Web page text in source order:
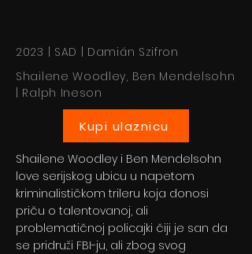
2023 | SAD | Damián Szifron
Shailene Woodley, Ben Mendelsohn
| Ralph Ineson
Kupi ulaznicu
Shailene Woodley i Ben Mendelsohn
love serijskog ubicu u napetom
kriminalističkom trileru koja donosi
priču o talentovanoj, ali
problematičnoj policajki čiji je san da
se pridruži FBI-ju, ali zbog svog